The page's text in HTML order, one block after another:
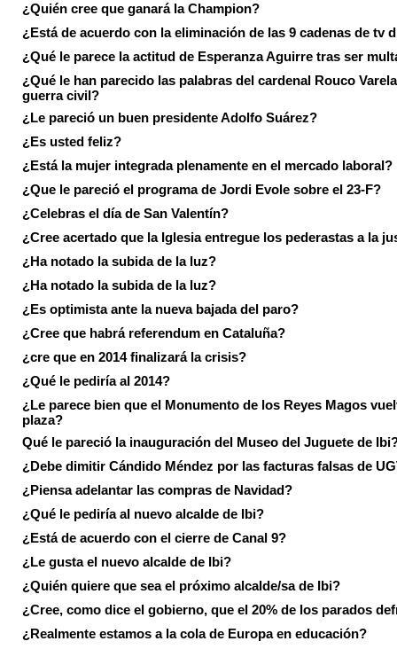
¿Quién cree que ganará la Champion?
¿Está de acuerdo con la eliminación de las 9 cadenas de tv
¿Qué le parece la actitud de Esperanza Aguirre tras ser
¿Qué le han parecido las palabras del cardenal Rouco
guerra civil?
¿Le pareció un buen presidente Adolfo Suárez?
¿Es usted feliz?
¿Está la mujer integrada plenamente en el mercado laboral?
¿Que le pareció el programa de Jordi Evole sobre el 23-F?
¿Celebras el día de San Valentín?
¿Cree acertado que la Iglesia entregue los pederastas a la
¿Ha notado la subida de la luz?
¿Ha notado la subida de la luz?
¿Es optimista ante la nueva bajada del paro?
¿Cree que habrá referendum en Cataluña?
¿cre que en 2014 finalizará la crisis?
¿Qué le pediría al 2014?
¿Le parece bien que el Monumento de los Reyes Magos
plaza?
Qué le pareció la inauguración del Museo del Juguete de
¿Debe dimitir Cándido Méndez por las facturas falsas de
¿Piensa adelantar las compras de Navidad?
¿Qué le pediría al nuevo alcalde de Ibi?
¿Está de acuerdo con el cierre de Canal 9?
¿Le gusta el nuevo alcalde de Ibi?
¿Quién quiere que sea el próximo alcalde/sa de Ibi?
¿Cree, como dice el gobierno, que el 20% de los parados
¿Realmente estamos a la cola de Europa en educación?